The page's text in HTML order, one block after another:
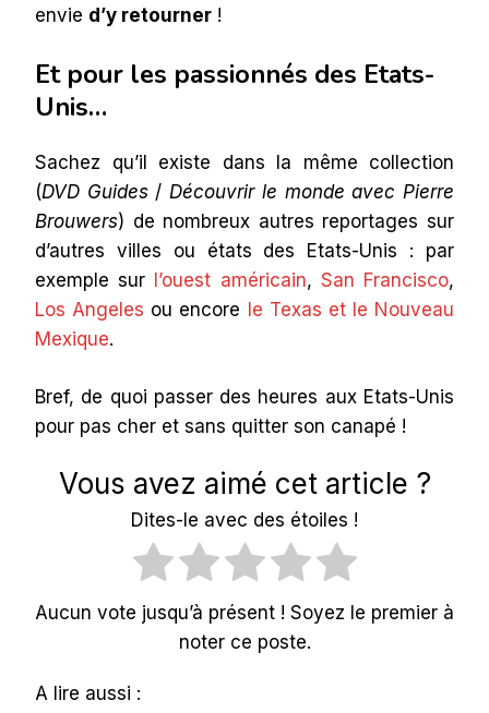
envie d’y retourner !
Et pour les passionnés des Etats-
Unis…
Sachez qu’il existe dans la même collection
(DVD Guides/Découvrir le monde avec Pierre
Brouwers) de nombreux autres reportages sur
d’autres villes ou états des Etats-Unis : par
exemple sur
l’ouest américain, San Francisco,
Los Angeles ou encore
le Texas et le Nouveau
Mexique.
Bref, de quoi passer des heures aux Etats-Unis
pour pas cher et sans quitter son canapé !
Vous avez aimé cet article ?
Dites-le avec des étoiles !
Aucun vote jusqu’à présent ! Soyez le premier à
noter ce poste.
A lire aussi :